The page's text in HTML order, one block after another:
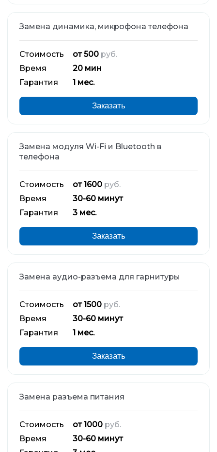
Замена динамика, микрофона телефона
Стоимость от 500 руб.
Время
20 мин
Гарантия
1 мес.
Заказать
Замена модуля Wi-Fi и Bluetooth в
телефона
Стоимость от 1600 руб.
Время
30-60 минут
Гарантия
3 мес.
Заказать
Замена аудио-разъема для гарнитуры
Стоимость от 1500 руб.
Время
30-60 минут
Гарантия
1 мес.
Заказать
Замена разъема питания
Стоимость от 1000 руб.
Время
30-60 минут